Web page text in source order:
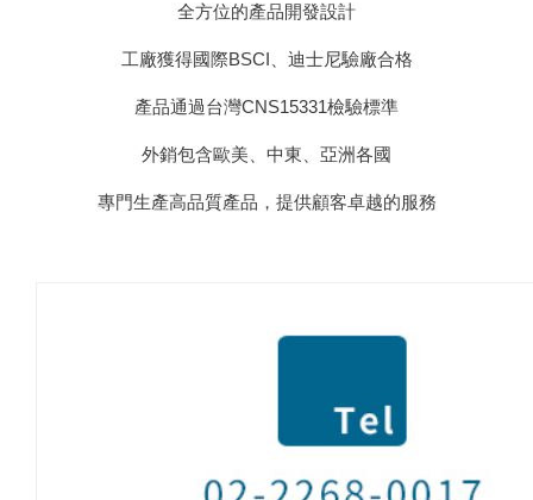
全方位的產品開發設計
工廠獲得國際BSCI、迪士尼驗廠合格
產品通過台灣CNS15331檢驗標準
外銷包含歐美、中東、亞洲各國
專門生產高品質產品，提供顧客卓越的服務